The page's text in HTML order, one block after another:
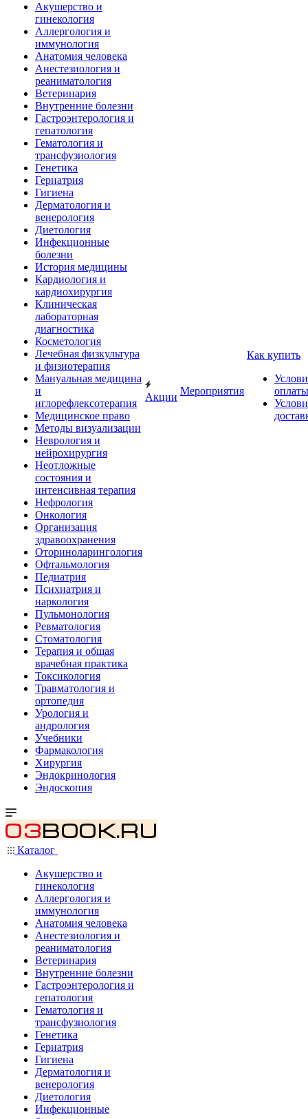
Акушерство и
гинекология
Аллергология и
иммунология
Анатомия человека
Анестезиология и
реаниматология
Ветеринария
Внутренние болезни
Гастроэнтерология и
гепатология
Гематология и
трансфузиология
Генетика
Гериатрия
Гигиена
Дерматология и
венерология
Диетология
Инфекционные
болезни
История медицины
Кардиология и
кардиохирургия
Клиническая
лабораторная
диагностика
Косметология
Лечебная физкультура
и физиотерапия
Мануальная медицина
и
иглорефлексотерапия
Медицинское право
Методы визуализации
Неврология и
нейрохирургия
Неотложные
состояния и
интенсивная терапия
Нефрология
Онкология
Организация
здравоохранения
Оториноларингология
Офтальмология
Педиатрия
Психиатрия и
наркология
Пульмонология
Ревматология
Стоматология
Терапия и общая
врачебная практика
Токсикология
Травматология и
ортопедия
Урология и
андрология
Учебники
Фармакология
Хирургия
Эндокринология
Эндоскопия
Акции
Мероприятия
Как купить
оплаты
Каталог
Акушерство и
гинекология
Аллергология и
иммунология
Анатомия человека
Анестезиология и
реаниматология
Ветеринария
Внутренние болезни
Гастроэнтерология и
гепатология
Гематология и
трансфузиология
Генетика
Гериатрия
Гигиена
Дерматология и
венерология
Диетология
Инфекционные